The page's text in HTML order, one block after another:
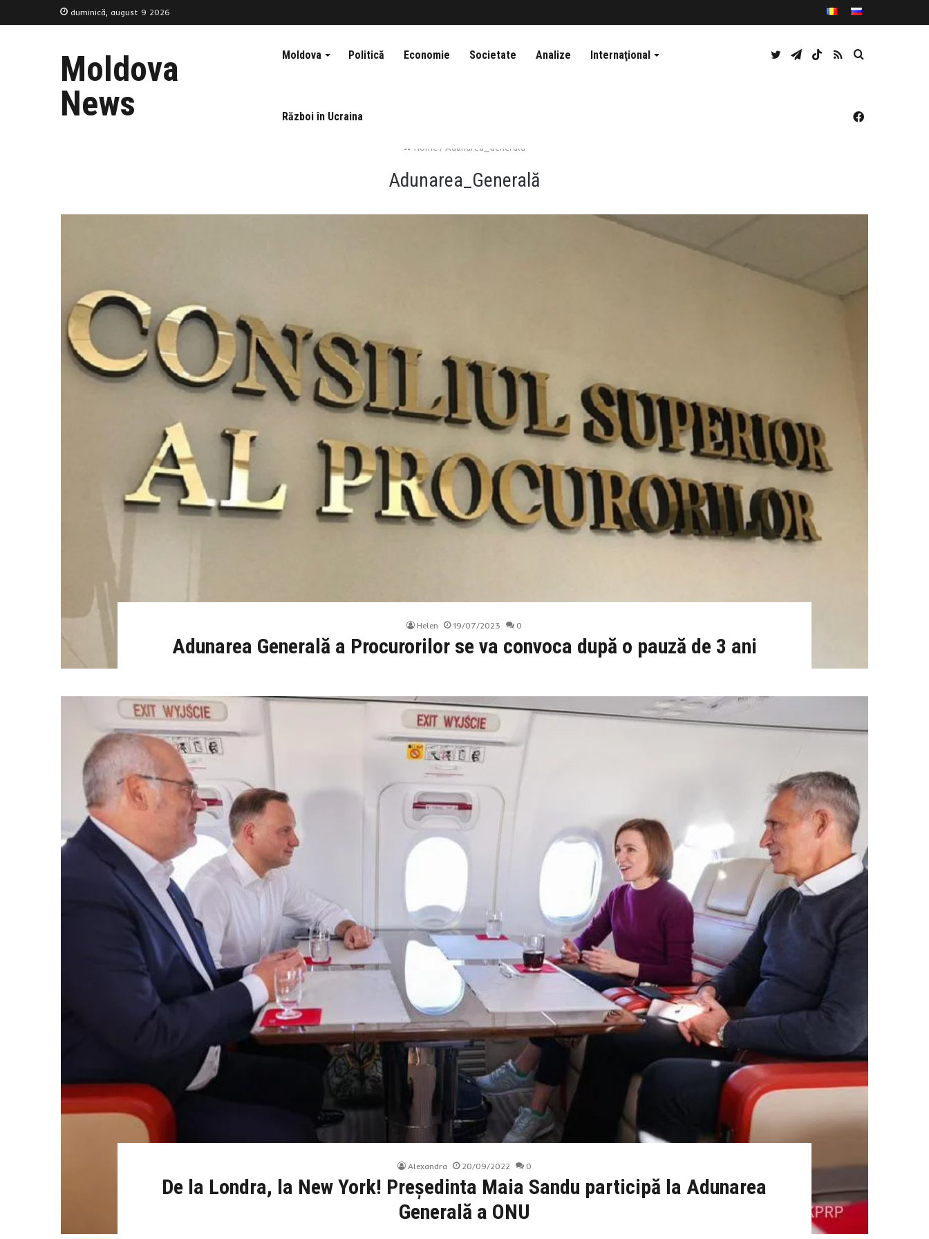
duminică, august 9 2026
Moldova
News
Moldova Politică Economie Societate Analize Internaţional
Război în Ucraina
Caută
RSS
TikTok
Telegram
Twitter
Facebook
Home / Adunarea_Generală
Adunarea_Generală
Helen 19/07/2023 0
Adunarea Generală a Procurorilor se va convoca după o pauză de 3 ani
Alexandra 20/09/2022 0
De la Londra, la New York! Președinta Maia Sandu participă la Adunarea
Generală a ONU